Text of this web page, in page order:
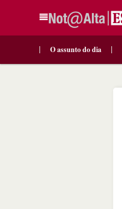
O assunto do dia